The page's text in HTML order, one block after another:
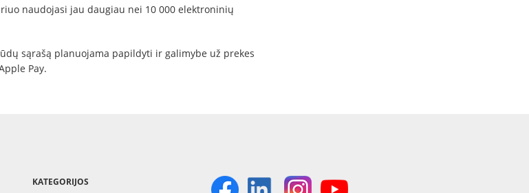
naudojasi jau daugiau nei 10 000 elektroninių
sąrašą planuojama papildyti ir galimybe už prekes
Pay.
KATEGORIJOS